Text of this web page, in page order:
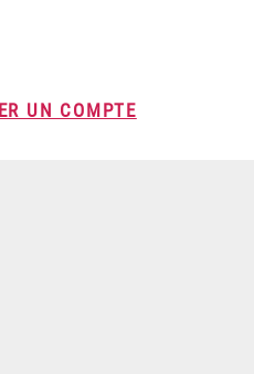
UN COMPTE